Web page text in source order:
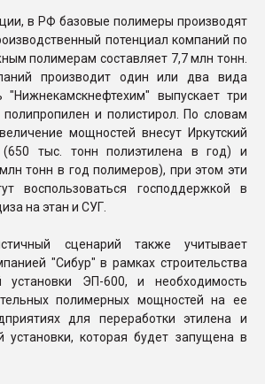
в РФ базовые полимеры производят
потенциал компаний по
полимерам составляет 7,7 млн тонн.
производит один или два вида
"Нижнекамскнефтехим" выпускает три
полипропилен и полистирол. По словам
мощностей внесут Иркутский
тыс. тонн полиэтилена в год) и
тонн в год полимеров), при этом эти
воспользоваться господдержкой в
на этан и СУГ.
сценарий также учитывает
"Сибур" в рамках строительства
установки ЭП-600, и необходимость
полимерных мощностей на ее
для переработки этилена и
установки, которая будет запущена в